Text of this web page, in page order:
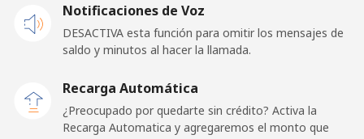
Notificaciones de Voz
DESACTIVA esta función para omitir los mensajes de
saldo y minutos al hacer la llamada.
Recarga Automática
¿Preocupado por quedarte sin crédito? Activa la
Recarga Automatica y agregaremos el monto que